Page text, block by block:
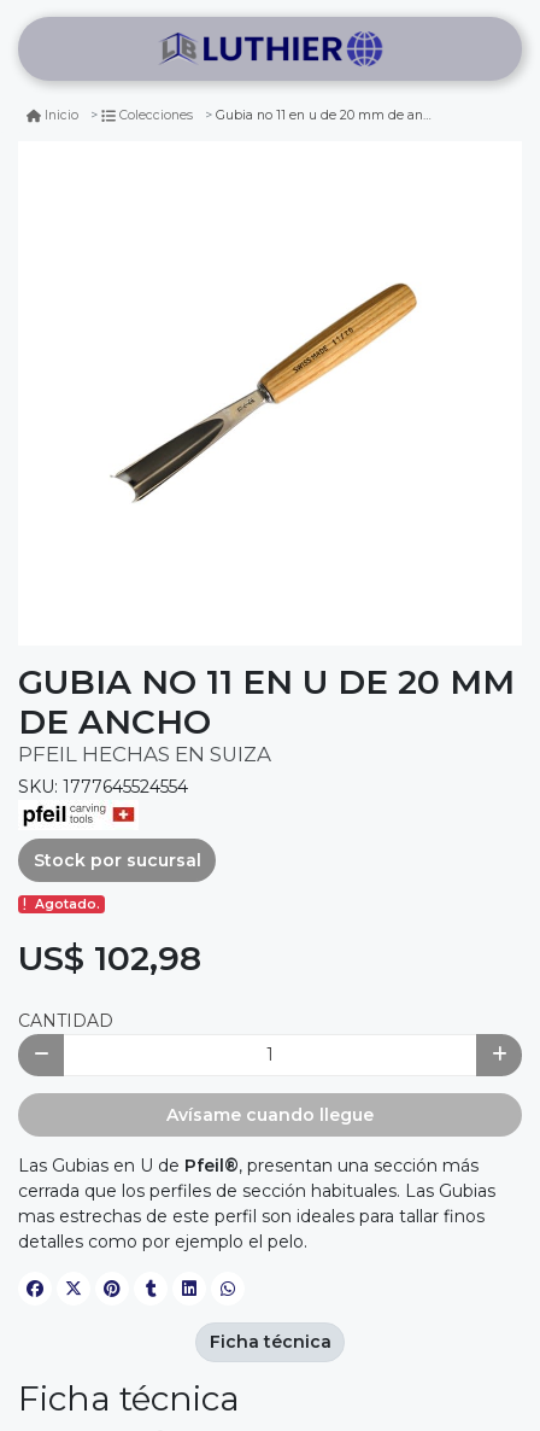
Inicio Colecciones Gubia no 11 en u de 20 mm de ancho
GUBIA NO 11 EN U DE 20 MM
DE ANCHO
PFEIL HECHAS EN SUIZA
SKU: 1777645524554
Stock por sucursal
Agotado.
US$ 102,98
CANTIDAD
Avísame cuando llegue
Las Gubias en U de Pfeil®, presentan una sección más
cerrada que los perfiles de sección habituales. Las Gubias
mas estrechas de este perfil son ideales para tallar finos
detalles como por ejemplo el pelo.
Ficha técnica
Ficha técnica